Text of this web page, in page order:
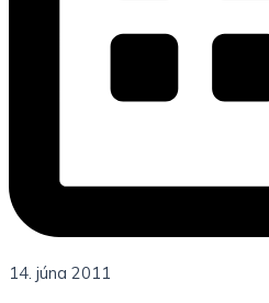
14. júna 2011